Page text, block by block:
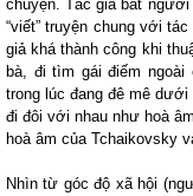
chuyện. Tác giả bắt
“viết” truyện chung với
giả khá thành công khi
bà, đi tìm gái điếm ngoài
trong lúc đang đê mê
đi đôi với nhau như hoà
hoà âm của Tchaikovsky
Nhìn từ góc độ xã hội